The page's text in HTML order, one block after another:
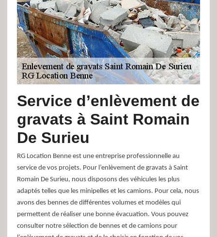
Service d’enlèvement de
gravats à Saint Romain
De Surieu
RG Location Benne est une entreprise professionnelle au
service de vos projets. Pour l’enlèvement de gravats à Saint
Romain De Surieu, nous disposons des véhicules les plus
adaptés telles que les minipelles et les camions. Pour cela, nous
avons des bennes de différentes volumes et modèles qui
permettent de réaliser une bonne évacuation. Vous pouvez
consulter notre sélection de bennes et de camions pour